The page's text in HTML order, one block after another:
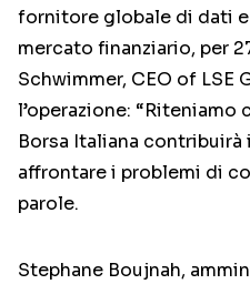
fornitore globale di dati
mercato finanziario, per
Schwimmer, CEO of LSE
l’operazione:
Borsa Italiana
affrontare i problemi di
parole.
Stephane Boujnah,